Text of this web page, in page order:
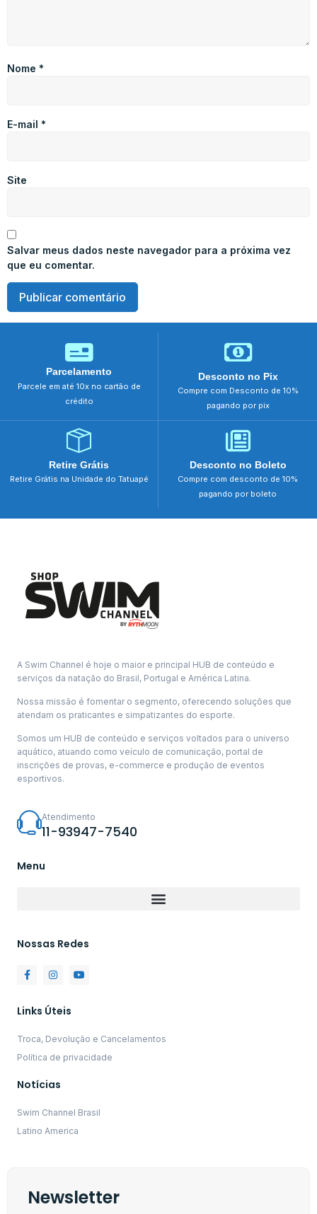
Nome *
E-mail *
Site
Salvar meus dados neste navegador para a próxima vez
que eu comentar.
Parcelamento
Parcele em até 10x no cartão de
crédito
Desconto no Pix
Compre com Desconto de 10%
pagando por pix
Retire Grátis
Retire Grátis na Unidade do Tatuapé
Desconto no Boleto
Compre com desconto de 10%
pagando por boleto
A Swim Channel é hoje o maior e principal HUB de conteúdo e
serviços da natação do Brasil, Portugal e América Latina.
Nossa missão é fomentar o segmento, oferecendo soluções que
atendam os praticantes e simpatizantes do esporte.
Somos um HUB de conteúdo e serviços voltados para o universo
aquático, atuando como veículo de comunicação, portal de
inscrições de provas, e-commerce e produção de eventos
esportivos.
Atendimento
11-93947-7540
Menu
Nossas Redes
Links Úteis
Troca, Devolução e Cancelamentos
Política de privacidade
Notícias
Swim Channel Brasil
Latino America
Newsletter